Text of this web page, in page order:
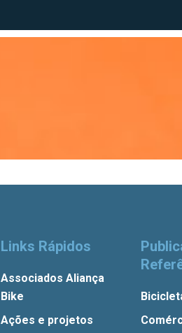
Links Rápidos
Associados Aliança
Bike
Ações e projetos